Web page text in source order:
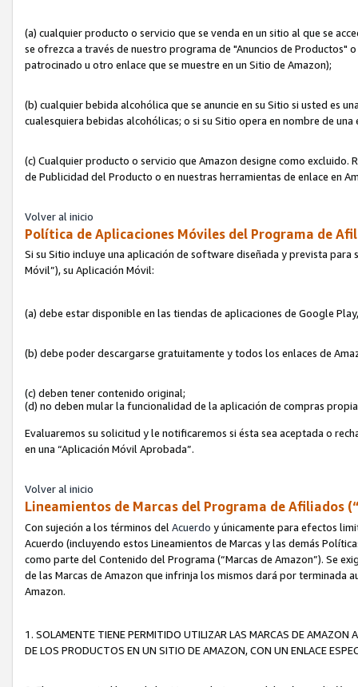
(a) cualquier producto o servicio que se venda en un sitio al que se
se ofrezca a través de nuestro programa de "Anuncios de Productos"
patrocinado u otro enlace que se muestre en un Sitio de Amazon);
(b) cualquier bebida alcohólica que se anuncie en su Sitio si usted es
cualesquiera bebidas alcohólicas; o si su Sitio opera en nombre de
(c) Cualquier producto o servicio que Amazon designe como excluido.
de Publicidad del Producto o en nuestras herramientas de enlace en
Volver al inicio
Política de Aplicaciones Móviles del Programa de
Si su Sitio incluye una aplicación de software diseñada y prevista
Móvil”), su Aplicación Móvil:
(a) debe estar disponible en las tiendas de aplicaciones de Google
(b) debe poder descargarse gratuitamente y todos los enlaces de
(c) deben tener contenido original;
(d) no deben mular la funcionalidad de la aplicación de compras
Evaluaremos su solicitud y le notificaremos si ésta sea aceptada o
en una “Aplicación Móvil Aprobada”.
Volver al inicio
Lineamientos de Marcas del Programa de Afiliados
Con sujeción a los términos del Acuerdo y únicamente para efectos
Acuerdo (incluyendo estos Lineamientos de Marcas y las demás
como parte del Contenido del Programa (“Marcas de Amazon”). Se
de las Marcas de Amazon que infrinja los mismos dará por terminada
Amazon.
1. SOLAMENTE TIENE PERMITIDO UTILIZAR LAS MARCAS DE
DE LOS PRODUCTOS EN UN SITIO DE AMAZON, CON UN ENLACE